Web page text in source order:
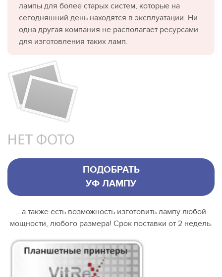
лампы для более старых систем, которые на
сегодняшний день находятся в эксплуатации. Ни
одна другая компания не располагает ресурсами
для изготовления таких ламп.
ПОДОБРАТЬ
УФ ЛАМПУ
...а также есть возможность изготовить лампу любой
мощности, любого размера! Срок поставки от 2 недель.